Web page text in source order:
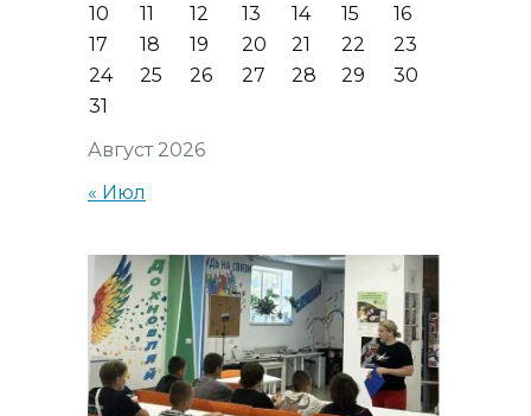
Август 2026
10
11 12 13 14 15
16
17
18 19 20 21 22
23
24
25 26 27 28 29
30
31
« Июл